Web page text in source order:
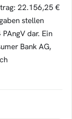
22.156,25 €
stellen
dar. Ein
Bank AG,